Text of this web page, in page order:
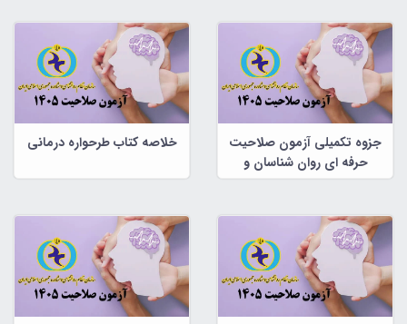
جزوه تکمیلی آزمون صلاحیت
حرفه ای روان شناسان و
مشاوران
خلاصه کتاب طرحواره درمانی